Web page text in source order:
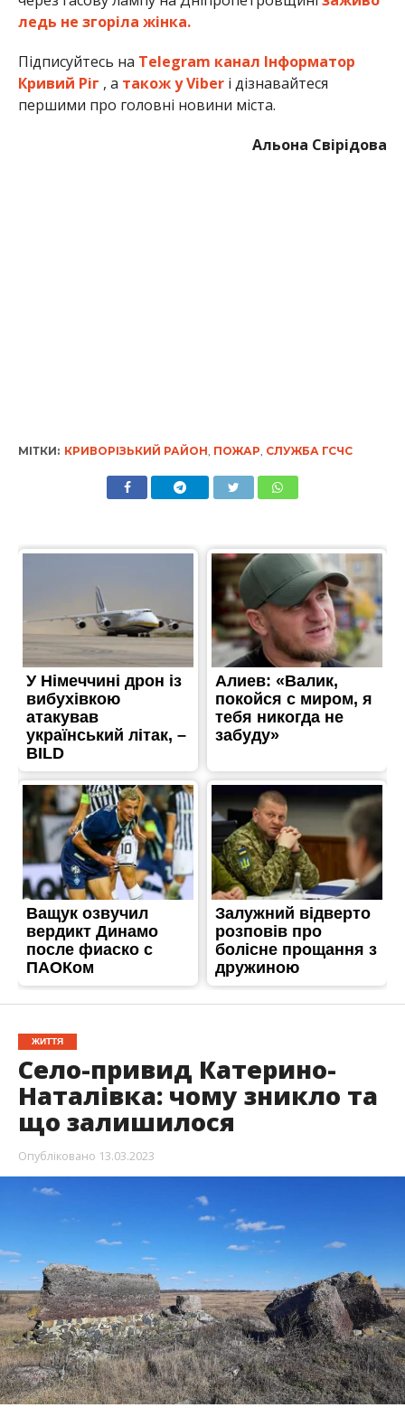
ледь не згоріла жінка.
Підписуйтесь на Telegram канал Інформатор
Кривий Ріг , а також у Viberі дізнавайтеся
першими про головні новини міста.
Альона Свірідова
МІТКИ: КРИВОРІЗЬКИЙ РАЙОН, ПОЖАР, СЛУЖБА ГСЧС
ЖИТТЯ
Село-привид Катерино-
Наталівка: чому зникло та
що залишилося
Опубліковано 13.03.2023